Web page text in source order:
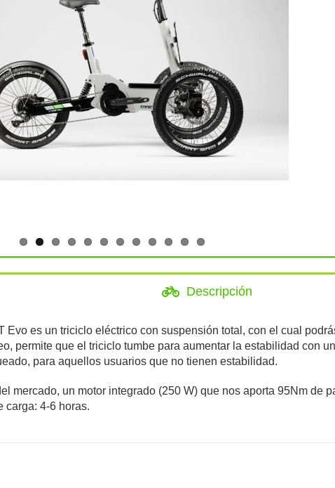
Descripción
Evo es un triciclo eléctrico con suspensión total, con el cual
permite que el triciclo tumbe para aumentar la estabilidad con
para aquellos usuarios que no tienen estabilidad.
mercado, un motor integrado (250 W) que nos aporta 95Nm de
carga: 4-6 horas.